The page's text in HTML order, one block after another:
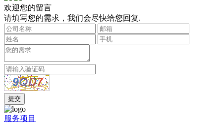
欢迎您的留言
请填写您的需求，我们会尽快给您回复.
服务项目